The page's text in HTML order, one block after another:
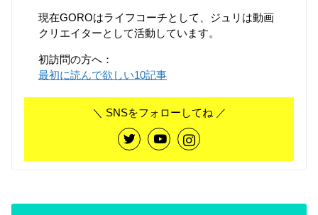
現在GOROはライフコーチとして、ジュリは動画
クリエイターとして活動しています。
初訪問の方へ：
最初に読んで欲しい10記事
＼ SNSをフォローしてね ／